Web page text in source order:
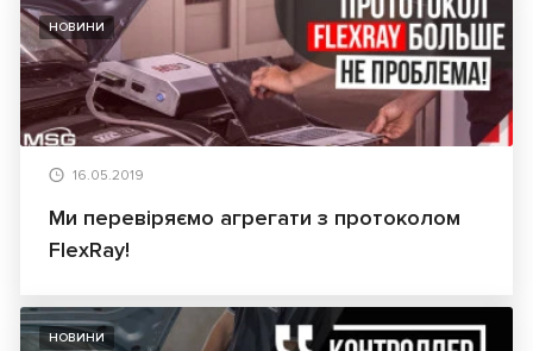
НОВИНИ
16.05.2019
Ми перевіряємо агрегати з протоколом
FlexRay!
НОВИНИ